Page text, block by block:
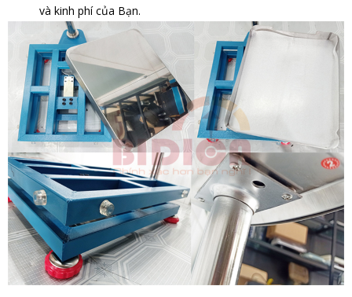
và kinh phí của Bạn.